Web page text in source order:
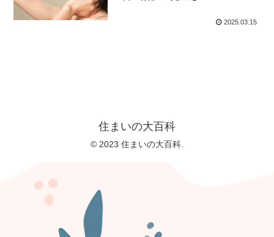
2025.03.15
住まいの大百科
© 2023 住まいの大百科.